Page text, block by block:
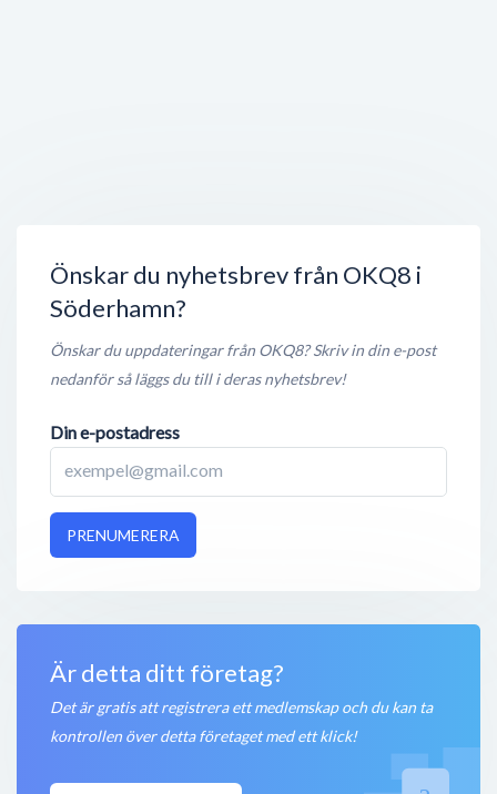
Önskar du nyhetsbrev från OKQ8 i
Söderhamn?
Önskar du uppdateringar från OKQ8? Skriv in din e-post
nedanför så läggs du till i deras nyhetsbrev!
Din e-postadress
PRENUMERERA
Är detta ditt företag?
Det är gratis att registrera ett medlemskap och du kan ta
kontrollen över detta företaget med ett klick!